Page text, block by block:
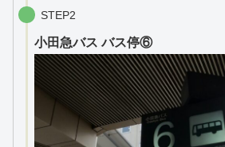
STEP2
小田急バス バス停⑥